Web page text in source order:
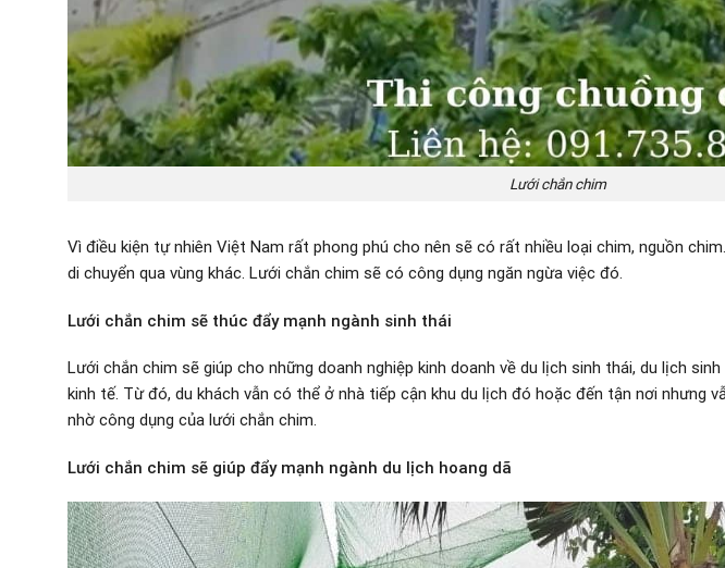
Lưới chắn chim
Vì điều kiện tự nhiên Việt Nam rất phong phú cho nên sẽ có rất nhiều loại chim, nguồn
di chuyển qua vùng khác. Lưới chắn chim sẽ có công dụng ngăn ngừa việc đó.
Lưới chắn chim sẽ thúc đẩy mạnh ngành sinh thái
Lưới chắn chim sẽ giúp cho những doanh nghiệp kinh doanh về du lịch sinh thái, du lịch
kinh tế. Từ đó, du khách vẫn có thể ở nhà tiếp cận khu du lịch đó hoặc đến tận nơi nhưng
nhờ công dụng của lưới chắn chim.
Lưới chắn chim sẽ giúp đẩy mạnh ngành du lịch hoang dã